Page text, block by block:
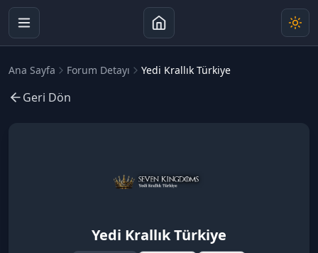
Ana Sayfa Forum Detayı Yedi Krallık Türkiye
Geri Dön
Yedi Krallık Türkiye